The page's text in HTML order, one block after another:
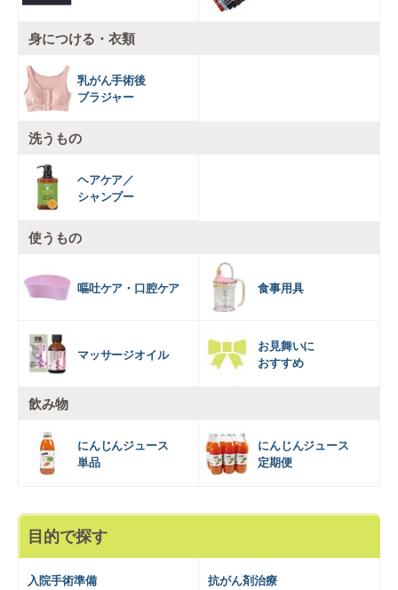
身につける・衣類
乳がん手術後
ブラジャー
洗うもの
ヘアケア／
シャンプー
使うもの
嘔吐ケア・口腔ケア 食事用具
マッサージオイル
お見舞いに
おすすめ
飲み物
にんじんジュース
単品
にんじんジュース
定期便
目的で探す
入院手術準備 抗がん剤治療